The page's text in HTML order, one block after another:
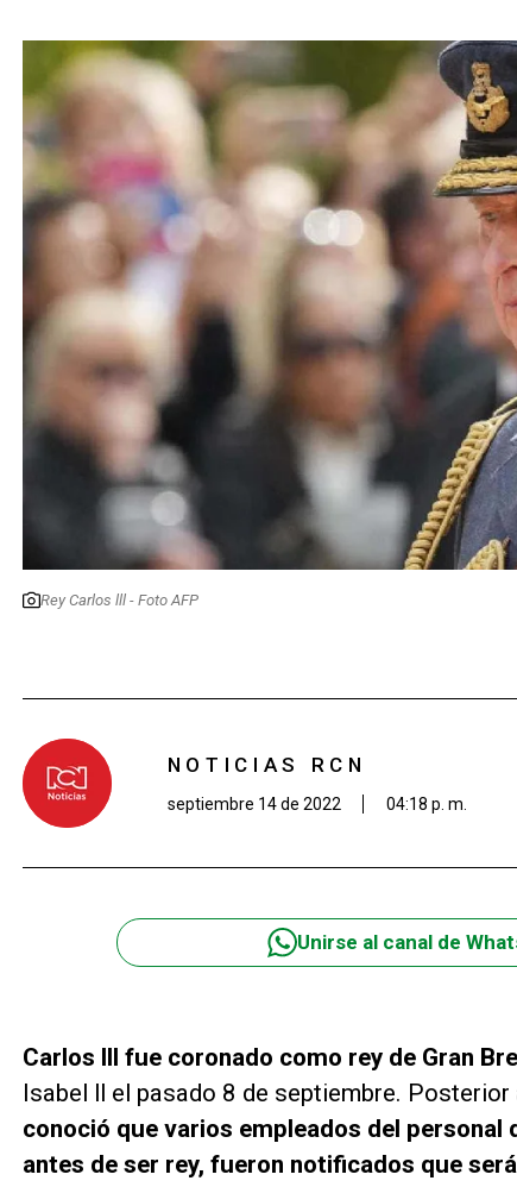
Rey Carlos lll - Foto AFP
NOTICIAS RCN
septiembre 14 de 2022 04:18 p. m.
Unirse al canal de
Carlos lll fue coronado como rey de Gran
Isabel ll el pasado 8 de septiembre.
conoció que varios empleados del personal
antes de ser rey, fueron notificados que